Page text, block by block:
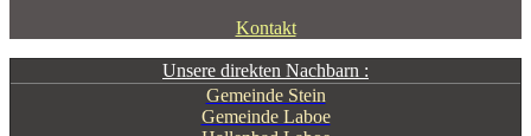
Kontakt
Unsere direkten Nachbarn :
Gemeinde Stein
Gemeinde Laboe